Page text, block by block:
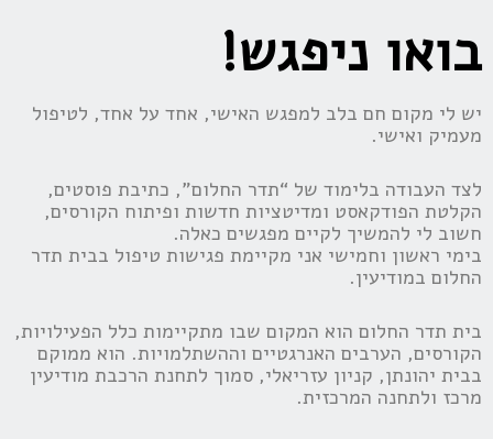
בואו ניפגש!
יש לי מקום חם בלב למפגש האישי, אחד על אחד, לטיפול
מעמיק ואישי.
לצד העבודה בלימוד של “תדר החלום”, כתיבת פוסטים,
הקלטת הפודקאסט ומדיטציות חדשות ופיתוח הקורסים,
חשוב לי להמשיך לקיים מפגשים כאלה.
בימי ראשון וחמישי אני מקיימת פגישות טיפול בבית תדר
החלום במודיעין.
בית תדר החלום הוא המקום שבו מתקיימות כלל הפעילויות,
הקורסים, הערבים האנרגטיים וההשתלמויות. הוא ממוקם
בבית יהונתן, קניון עזריאלי, סמוך לתחנת הרכבת מודיעין
מרכז ולתחנה המרכזית.